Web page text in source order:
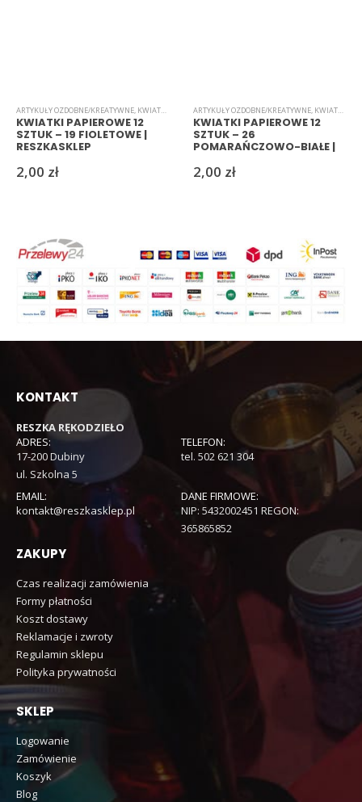
ARTYKUŁY OZDOBNE/KREATYWNE, KWIATKI PAPIEROWE
KWIATKI PAPIEROWE 12
SZTUK – 19 FIOLETOWE |
RESZKASKLEP
2,00 zł
ARTYKUŁY OZDOBNE/KREATYWNE, KWIATKI
KWIATKI PAPIEROWE 12
SZTUK – 26
POMARAŃCZOWO-BIAŁE |
2,00 zł
KONTAKT
RESZKA RĘKODZIEŁO
ADRES:
17-200 Dubiny
ul. Szkolna 5
TELEFON:
tel. 502 621 304
EMAIL:
kontakt@reszkasklep.pl
DANE FIRMOWE:
NIP: 5432002451 REGON:
365865852
ZAKUPY
Czas realizacji zamówienia
Formy płatności
Koszt dostawy
Reklamacje i zwroty
Regulamin sklepu
Polityka prywatności
SKLEP
Logowanie
Zamówienie
Koszyk
Blog